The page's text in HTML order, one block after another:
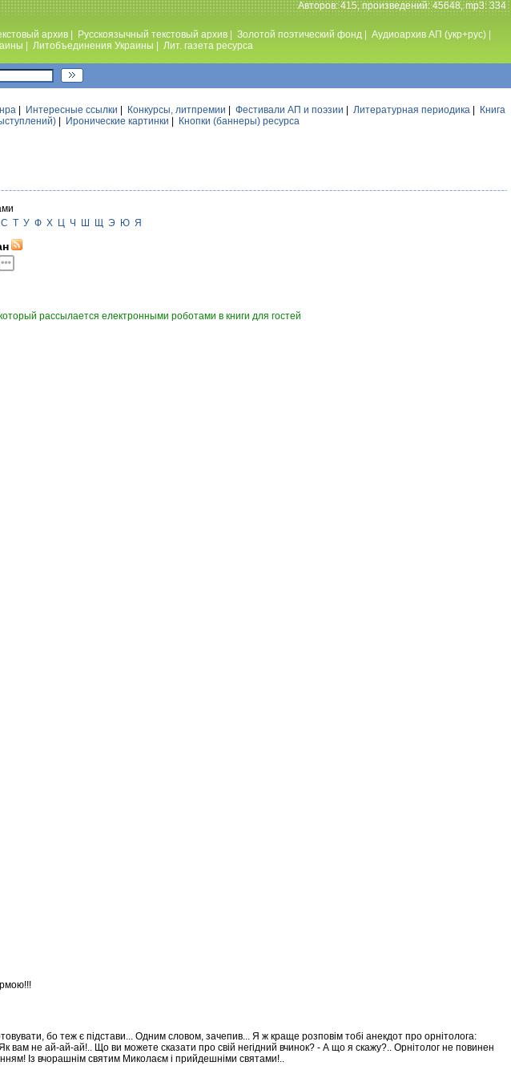
Авторов: 415, произведений: 45648, mp3: 334
архив Русскоязычный текстовый архив Золотой поэтический фонд Аудиоархив АП (укр+рус)
Литобъединения Украины Лит. газета ресурса
Интересные ссылки Конкурсы, литпремии Фестивали АП и поэзии Литературная периодика
Книга
Иронические картинки Кнопки (баннеры) ресурса
С Т У Ф Х Ц Ч Ш Щ Э Ю Я
рассылается електронными роботами в книги для гостей
бо теж є підстави... Одним словом, зачепив... Я ж краще розповім тобі анекдот про орнітолога:
вам не ай-ай-ай!.. Що ви можете сказати про свій негідний вчинок? - А що я скажу?.. Орнітолог не повинен
Із вчорашнім святим Миколаєм і прийдешніми святами!..